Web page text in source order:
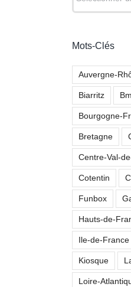
Mots-Clés
Auvergne-
Biarritz
Bourgogne-
Bretagne
Centre-Val-
Cotentin
Funbox
Hauts-de-
Ile-de-France
Kiosque
Loire-